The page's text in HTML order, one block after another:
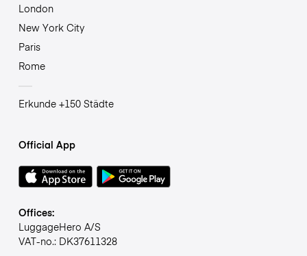
London
New York City
Paris
Rome
Erkunde +150 Städte
Official App
Offices:
LuggageHero A/S
VAT-no.: DK37611328